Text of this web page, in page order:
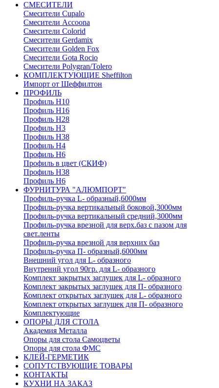
СМЕСИТЕЛИ
Cмесители Cupalo
Смесители Accoona
Смесители Colorid
Смесители Gerdamix
Смесители Golden Fox
Смесители Gota Rocio
Смесители Polygran/Tolero
КОМПЛЕКТУЮЩИЕ Sheffilton
Импорт от Шеффилтон
ПРОФИЛЬ
Профиль H10
Профиль H16
Профиль H28
Профиль H3
Профиль H38
Профиль H4
Профиль H6
Профиль в цвет (СКИФ)
Профиль H38
Профиль H6
ФУРНИТУРА "АЛЮМПОРТ"
Профиль-ручка L- образный,6000мм
Профиль-ручка вертикальный боковой,3000мм
Профиль-ручка вертикальный средний,3000мм
Профиль-ручка врезной для верх.баз с пазом для
свет.ленты
Профиль-ручка врезной для верхних баз
Профиль-ручка П- образный,6000мм
Внешний угол для L- образного
Внутрений угол 90гр. для L- образного
Комплект закрытых заглушек для L- образного
Комплект закрытых заглушек для П- образного
Комплект открытых заглушек для L- образного
Комплект открытых заглушек для П- образного
Комплектующие
ОПОРЫ ДЛЯ СТОЛА
Академия Металла
Опоры для стола Самоцветы
Опоры для стола ФМС
КЛЕЙ-ГЕРМЕТИК
СОПУТСТВУЮЩИЕ ТОВАРЫ
КОНТАКТЫ
КУХНИ НА ЗАКАЗ